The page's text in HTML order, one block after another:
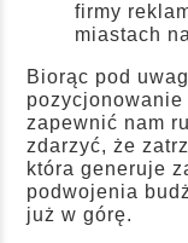
firmy
miastach
Biorąc pod
pozycjonowanie
zapewnić nam
zdarzyć, że
która generuje
podwojenia
już w górę.